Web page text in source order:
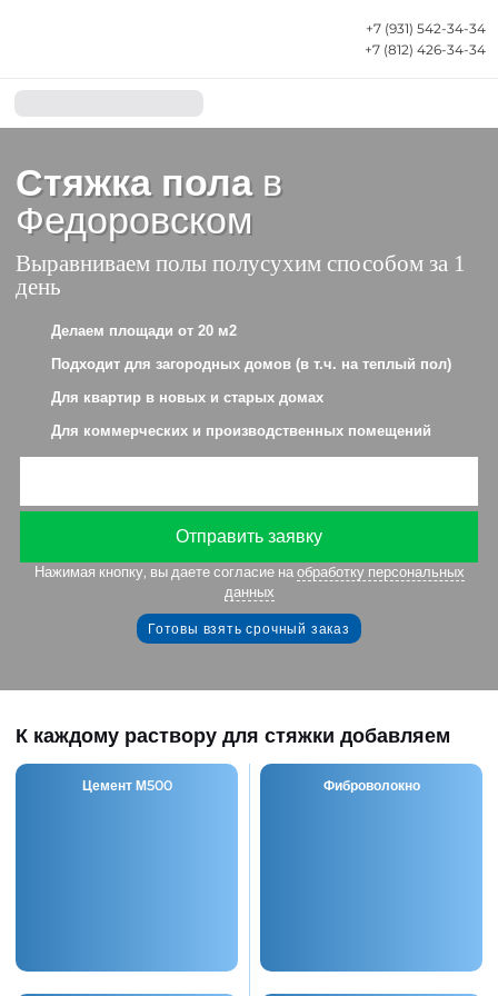
+7 (931) 542-34-34
+7 (812) 426-34-34
Стяжкапола
Федоровском
Выравниваем полы полусухим
способом
Делаем площади от 20 м2
Подходит для загородных домов (в т.ч. на теплый
пол)
Для квартир в новых и старых домах
Для коммерческих и производственных помещений
Отправить заявку
Нажимая кнопку, вы даете согласие наобработку
персональных данных
Готовы взять срочный заказ
К каждому раствору для стяжки
добавляем